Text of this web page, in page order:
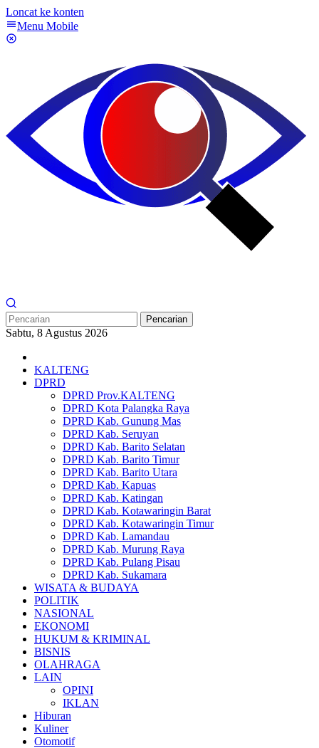
Loncat ke konten
Menu Mobile
Pencarian
Sabtu, 8 Agustus 2026
KALTENG
DPRD
DPRD Prov.KALTENG
DPRD Kota Palangka Raya
DPRD Kab. Gunung Mas
DPRD Kab. Seruyan
DPRD Kab. Barito Selatan
DPRD Kab. Barito Timur
DPRD Kab. Barito Utara
DPRD Kab. Kapuas
DPRD Kab. Katingan
DPRD Kab. Kotawaringin Barat
DPRD Kab. Kotawaringin Timur
DPRD Kab. Lamandau
DPRD Kab. Murung Raya
DPRD Kab. Pulang Pisau
DPRD Kab. Sukamara
WISATA & BUDAYA
POLITIK
NASIONAL
EKONOMI
HUKUM & KRIMINAL
BISNIS
OLAHRAGA
LAIN
OPINI
IKLAN
Hiburan
Kuliner
Otomotif